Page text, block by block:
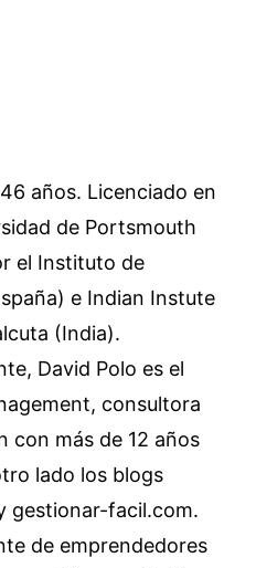
años. Licenciado en
de Portsmouth
el Instituto de
e Indian Instute
(India).
David Polo es el
consultora
con más de 12 años
lado los blogs
gestionar-facil.com.
de emprendedores